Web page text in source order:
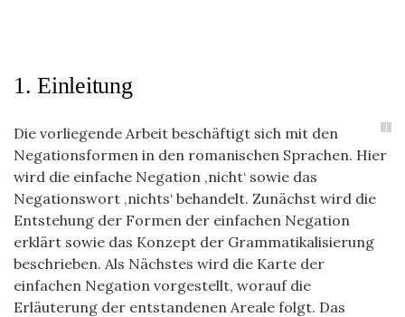
1. Einleitung
1
Die vorliegende Arbeit beschäftigt sich mit den
Negationsformen in den romanischen Sprachen. Hier
wird die einfache Negation ‚nicht‘ sowie das
Negationswort ‚nichts‘ behandelt. Zunächst wird die
Entstehung der Formen der einfachen Negation
erklärt sowie das Konzept der Grammatikalisierung
beschrieben. Als Nächstes wird die Karte der
einfachen Negation vorgestellt, worauf die
Erläuterung der entstandenen Areale folgt. Das